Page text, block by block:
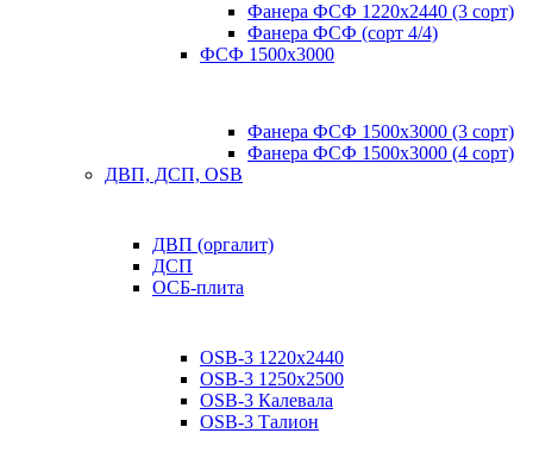
Фанера ФСФ 1220х2440 (3 сорт)
Фанера ФСФ (сорт 4/4)
ФСФ 1500х3000
Фанера ФСФ 1500х3000 (3 сорт)
Фанера ФСФ 1500х3000 (4 сорт)
ДВП, ДСП, OSB
ДВП (оргалит)
ДСП
ОСБ-плита
OSB-3 1220х2440
OSB-3 1250х2500
OSB-3 Калевала
OSB-3 Талион